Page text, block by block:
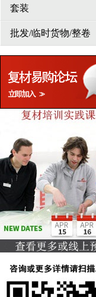
套装
批发/临时货物/整卷